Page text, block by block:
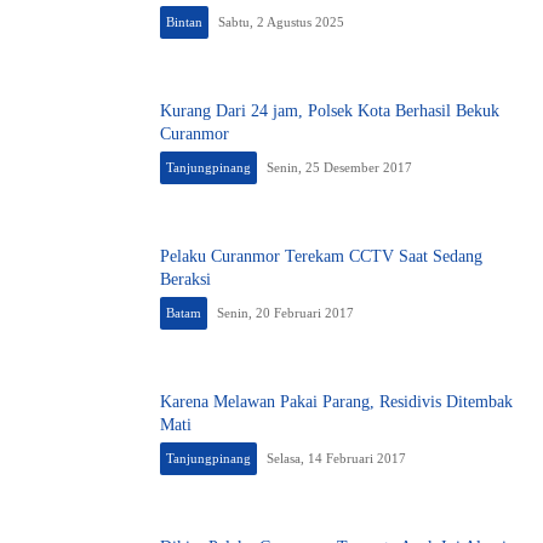
Bintan Sabtu, 2 Agustus 2025
Kurang Dari 24 jam, Polsek Kota Berhasil Bekuk
Curanmor
Tanjungpinang Senin, 25 Desember 2017
Pelaku Curanmor Terekam CCTV Saat Sedang
Beraksi
Batam Senin, 20 Februari 2017
Karena Melawan Pakai Parang, Residivis Ditembak
Mati
Tanjungpinang Selasa, 14 Februari 2017